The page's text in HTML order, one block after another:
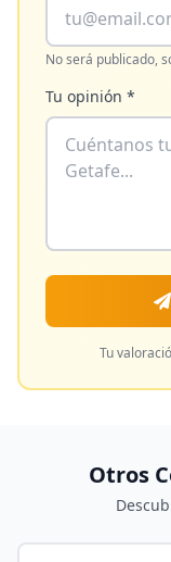
No será publicado,
Tu opinión *
Tu
Otros